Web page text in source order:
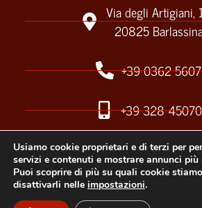
Via degli Artigiani,
20825
+39 0362
+39 328
Usiamo cookie proprietari e di terzi per
servizi e contenuti e mostrare annunci
Puoi scoprire di più su quali cookie
disattivarli nelle impostazioni.